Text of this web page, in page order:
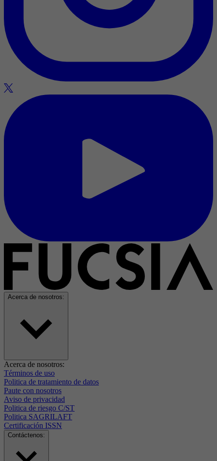
Acerca de nosotros:
Acerca de nosotros:
Términos de uso
Politica de tratamiento de datos
Paute con nosotros
Aviso de privacidad
Politica de riesgo C/ST
Politica SAGRILAFT
Certificación ISSN
Contáctenos: